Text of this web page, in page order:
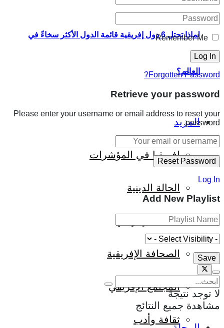
لماذا تحتل 6 دول إفريقية قائمة الدول الأكثر سخاءً في
العالم؟
المزيد
إفريقيا في المؤشرات
الحالة الدينية
الملف الإفريقي
الصحافة الإفريقية
المجتمع الإفريقي
ثقافة وأدب
Remember Me
Forgotten Password?
Retrieve your password
Please enter your username or email address to reset your
password.
Log In
Add New Playlist
لا توجد نتيجة
مشاهدة جميع النتائج